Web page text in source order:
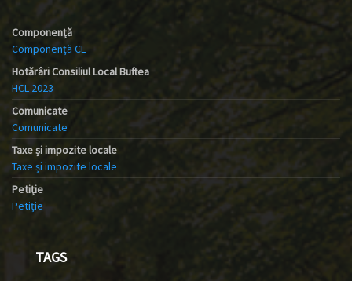
Componență
Componență CL
Hotărâri Consiliul Local Buftea
HCL 2023
Comunicate
Comunicate
Taxe și impozite locale
Taxe și impozite locale
Petiție
Petiție
TAGS